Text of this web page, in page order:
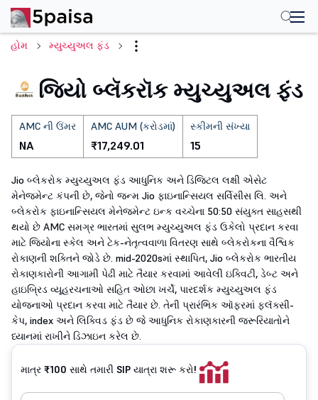
હોમ મ્યુચ્યુઅલ ફંડ
જિયો બ્લૅકરૉક મ્યુચ્યુઅલ ફંડ
AMC ની ઉંમર
NA
AMC AUM (કરોડમાં)
₹17,249.01
સ્કીમની સંખ્યા
15
Jio બ્લેકરોક મ્યુચ્યુઅલ ફંડ આધુનિક અને ડિજિટલ લક્ષી એસેટ
મેનેજમેન્ટ કંપની છે, જેનો જન્મ Jio ફાઇનાન્સિયલ સર્વિસીસ લિ. અને
બ્લેકરોક ફાઇનાન્સિયલ મેનેજમેન્ટ ઇન્ક વચ્ચેના 50:50 સંયુક્ત સાહસથી
થયો છે AMC સમગ્ર ભારતમાં સુલભ મ્યુચ્યુઅલ ફંડ ઉકેલો પ્રદાન કરવા
માટે જિયોના સ્કેલ અને ટેક-નેતૃત્વવાળા વિતરણ સાથે બ્લેકરોકના વૈશ્વિક
રોકાણની શક્તિને જોડે છે. mid-2020sમાં સ્થાપિત, Jio બ્લેકરોક ભારતીય
રોકાણકારોની આગામી પેઢી માટે તૈયાર કરવામાં આવેલી ઇક્વિટી, ડેબ્ટ અને
હાઇબ્રિડ વ્યૂહરચનાઓ સહિત ઓછા ખર્ચે, પારદર્શક મ્યુચ્યુઅલ ફંડ
યોજનાઓ પ્રદાન કરવા માટે તૈયાર છે. તેની પ્રારંભિક ઑફરમાં ફ્લૅક્સી-
કેપ, index અને લિક્વિડ ફંડ છે જે આધુનિક રોકાણકારની જરૂરિયાતોને
ધ્યાનમાં રાખીને ડિઝાઇન કરેલ છે.
માત્ર ₹100 સાથે તમારી SIP યાત્રા શરૂ કરો!